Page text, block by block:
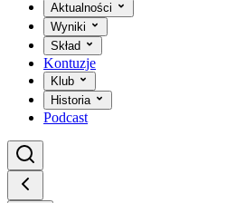
Aktualności
Wyniki
Skład
Kontuzje
Klub
Historia
Podcast